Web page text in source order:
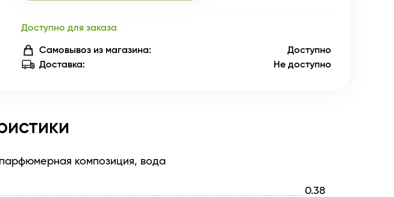
Доступно для заказа
Самовывоз из магазина:
Доступно
Доставка:
Не доступно
композиция, вода
0.38